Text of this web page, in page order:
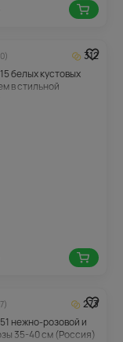
312
белых кустовых
в стильной
273
нежно-розовой и
35-40 см (Россия)